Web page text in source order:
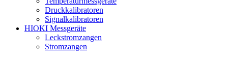
Druckkalibratoren
Signalkalibratoren
HIOKI Messgeräte
Leckstromzangen
Stromzangen